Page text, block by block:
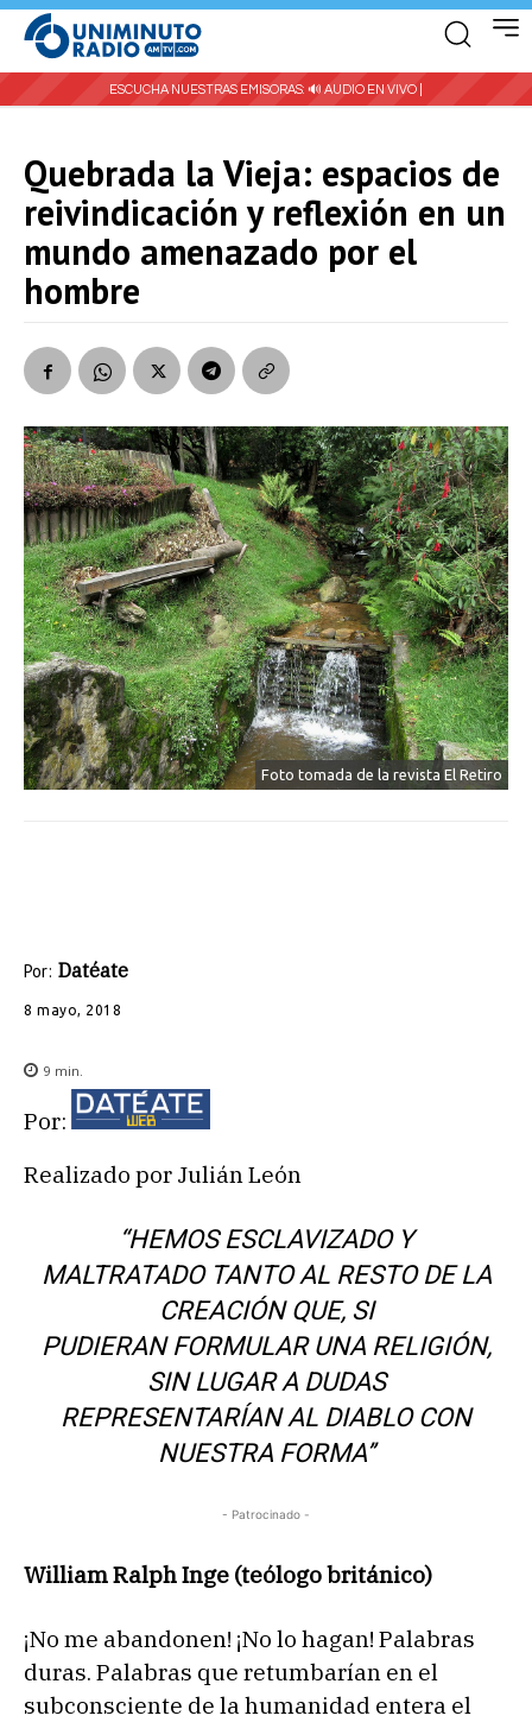
ESCUCHA NUESTRAS EMISORAS: 🔊 AUDIO EN VIVO |
Quebrada la Vieja: espacios de
reivindicación y reflexión en un
mundo amenazado por el
hombre
Foto tomada de la revista El Retiro
Por: Datéate
8 mayo, 2018
9 min.
Por:
Realizado por Julián León
“HEMOS ESCLAVIZADO Y
MALTRATADO TANTO AL RESTO DE LA
CREACIÓN QUE, SI
PUDIERAN FORMULAR UNA RELIGIÓN,
SIN LUGAR A DUDAS
REPRESENTARÍAN AL DIABLO CON
NUESTRA FORMA’’
- Patrocinado -
William Ralph Inge (teólogo británico)
¡No me abandonen! ¡No lo hagan! Palabras
duras. Palabras que retumbarían en el
subconsciente de la humanidad entera el